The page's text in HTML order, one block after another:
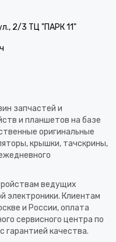
2/3 ТЦ "ПАРК 11"
запчастей и
и планшетов на базе
оригинальные
крышки, тачскрины,
ведущих
электроники. Клиентам
и России, оплата
сервисного центра по
гарантией качества.